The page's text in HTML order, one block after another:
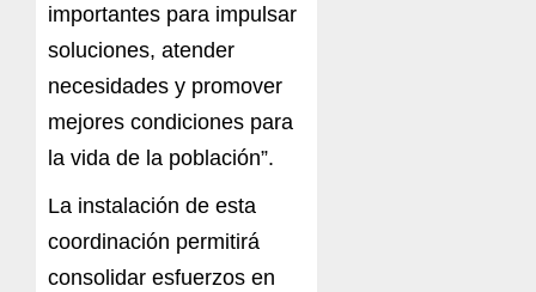
importantes para impulsar
soluciones, atender
necesidades y promover
mejores condiciones para
la vida de la población”.
La instalación de esta
coordinación permitirá
consolidar esfuerzos en